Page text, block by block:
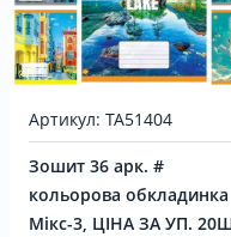
Артикул: ТА51404
Зошит 36 арк. #
кольорова обкладинка
Мікс-3, ЦІНА ЗА УП.